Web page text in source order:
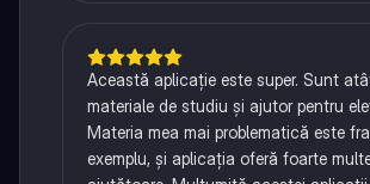
Această aplicație este super. Sunt
materiale de studiu și ajutor pentru
Materia mea mai problematică este
exemplu, și aplicația oferă foarte